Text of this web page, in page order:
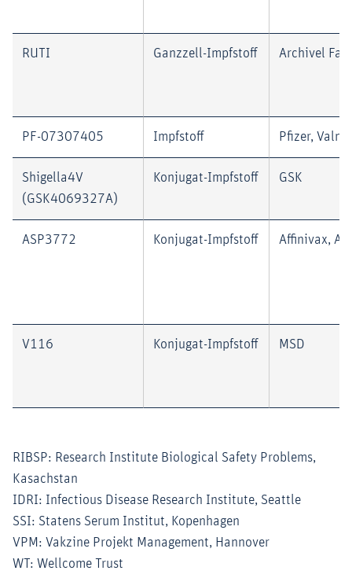
RUTI Ganzzell-Impfstoff Archivel
PF-07307405 Impfstoff Pfizer,
Shigella4V
(GSK4069327A)
Konjugat-Impfstoff GSK
ASP3772 Konjugat-Impfstoff Affinivax,
V116 Konjugat-Impfstoff MSD
RIBSP: Research Institute Biological Safety Problems,
Kasachstan
IDRI: Infectious Disease Research Institute, Seattle
SSI: Statens Serum Institut, Kopenhagen
VPM: Vakzine Projekt Management, Hannover
WT: Wellcome Trust